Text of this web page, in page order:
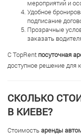
мероприятий и
Удобное
подписание
Прозрачные
заказать
С TopRent посуточная
доступное решение для
СКОЛЬКО
В КИЕВЕ?
Стоимостьаренды